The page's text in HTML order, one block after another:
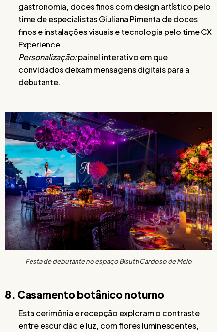
gastronomia, doces finos com design artístico pelo
time de especialistas Giuliana Pimenta de doces
finos e instalações visuais e tecnologia pelo time CX
Experience.
Personalização:painel interativo em que
convidados deixam mensagens digitais para a
debutante.
Festa de debutante no espaço Bisutti Cardoso de Melo
8. Casamento botânico noturno
Esta cerimônia e recepção exploram o contraste
entre escuridão e luz, com flores luminescentes,